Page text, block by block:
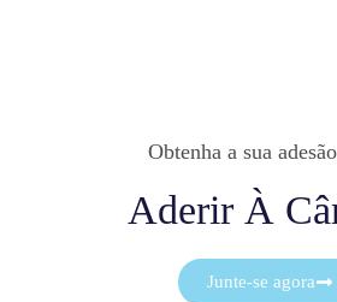
Obtenha a sua
Aderir À
Junte-se agora